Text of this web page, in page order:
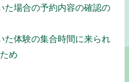
た場合の予約内容の確認の
た体験の集合時間に来られ
め